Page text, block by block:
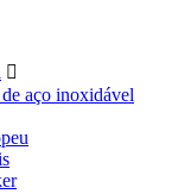

aço inoxidável